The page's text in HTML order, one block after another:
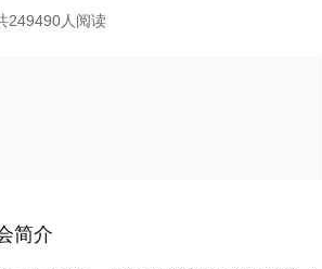
249490人阅读
简介